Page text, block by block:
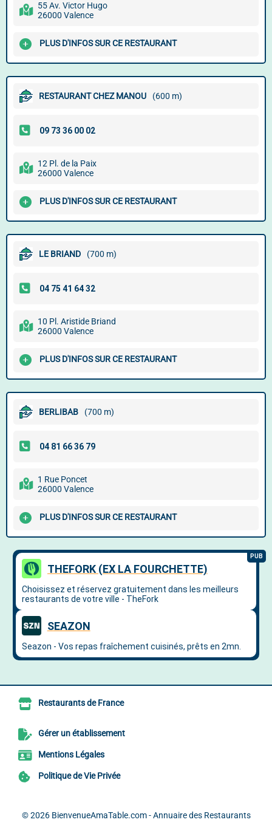
55 Av. Victor Hugo
26000 Valence
PLUS D'INFOS SUR CE RESTAURANT
RESTAURANT CHEZ MANOU (600 m)
12 Pl. de la Paix
26000 Valence
PLUS D'INFOS SUR CE RESTAURANT
LE BRIAND (700 m)
10 Pl. Aristide Briand
26000 Valence
PLUS D'INFOS SUR CE RESTAURANT
BERLIBAB (700 m)
1 Rue Poncet
26000 Valence
PLUS D'INFOS SUR CE RESTAURANT
Restaurants de France
Gérer un établissement
Mentions Légales
Politique de Vie Privée
© 2026 BienvenueAmaTable.com - Annuaire des Restaurants